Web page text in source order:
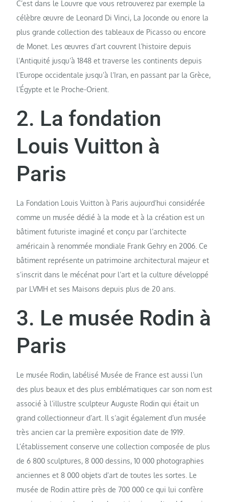
C’est dans le Louvre que vous retrouverez par exemple la
célèbre œuvre de Leonard Di Vinci, La Joconde ou enore la
plus grande collection des tableaux de Picasso ou encore
de Monet. Les œuvres d’art couvrent l’histoire depuis
l’Antiquité jusqu’à 1848 et traverse les continents depuis
l’Europe occidentale jusqu’à l’Iran, en passant par la Grèce,
l’Égypte et le Proche-Orient.
2. La fondation
Louis Vuitton à
Paris
La Fondation Louis Vuitton à Paris aujourd’hui considérée
comme un musée dédié à la mode et à la création est un
bâtiment futuriste imaginé et conçu par l’architecte
américain à renommée mondiale Frank Gehry en 2006. Ce
bâtiment représente un patrimoine architectural majeur et
s’inscrit dans le mécénat pour l’art et la culture développé
par LVMH et ses Maisons depuis plus de 20 ans.
3. Le musée Rodin à
Paris
Le musée Rodin, labélisé Musée de France est aussi l’un
des plus beaux et des plus emblématiques car son nom est
associé à l’illustre sculpteur Auguste Rodin qui était un
grand collectionneur d’art. Il s‘agit également d’un musée
très ancien car la première exposition date de 1919.
L’établissement conserve une collection composée de plus
de 6 800 sculptures, 8 000 dessins, 10 000 photographies
anciennes et 8 000 objets d’art de toutes les sortes. Le
musée de Rodin attire près de 700 000 ce qui lui confère